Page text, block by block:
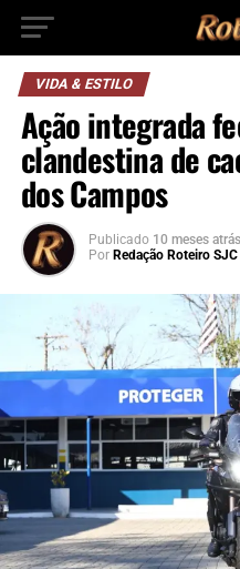
VIDA & ESTILO
Ação integrada
clandestina de
dos Campos
Publicado 10 meses atrás
Por Redação Roteiro SJC